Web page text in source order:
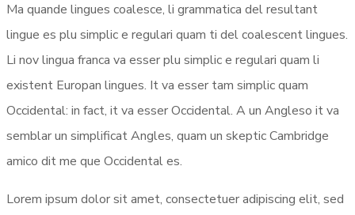
Ma quande lingues coalesce, li grammatica del resultant
lingue es plu simplic e regulari quam ti del coalescent lingues.
Li nov lingua franca va esser plu simplic e regulari quam li
existent Europan lingues. It va esser tam simplic quam
Occidental: in fact, it va esser Occidental. A un Angleso it va
semblar un simplificat Angles, quam un skeptic Cambridge
amico dit me que Occidental es.
Lorem ipsum dolor sit amet, consectetuer adipiscing elit, sed